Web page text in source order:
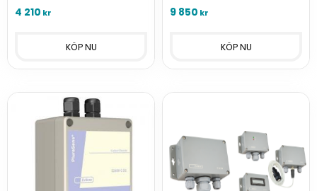
luftkvalitet i ventilationskanal.
4 210 kr
för övervakning av
9 850 kr